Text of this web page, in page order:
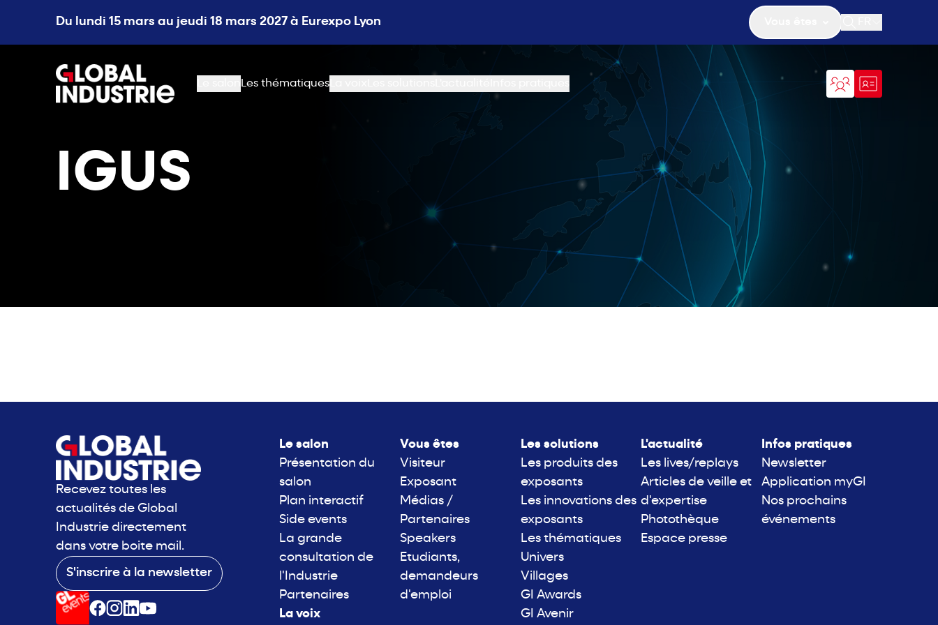
Du lundi 15 mars au jeudi 18 mars 2027 à Eurexpo Lyon
Ouvrir la
page.home
Les thématiques
IGUS
Recevez toutes les
actualités de Global
Industrie directement
dans votre boite mail.
S'inscrire à la newsletter
Le salon
Présentation du
salon
Plan interactif
Side events
La grande
consultation de
l'Industrie
Partenaires
La voix
Vous êtes
Visiteur
Exposant
Médias /
Partenaires
Speakers
Etudiants,
demandeurs
d'emploi
Les solutions
Les produits des
exposants
Les innovations des
exposants
Les thématiques
Univers
Villages
GI Awards
GI Avenir
L'actualité
Les lives/replays
Articles de veille et
d'expertise
Photothèque
Espace presse
Infos pratiques
Newsletter
Application myGI
Nos prochains
événements